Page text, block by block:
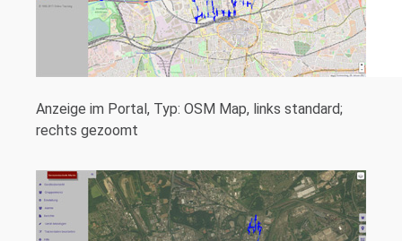
Anzeige im Portal, Typ: OSM Map, links standard;
rechts gezoomt